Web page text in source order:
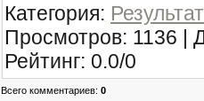
Категория:
Просмотров: 1136 |
Рейтинг: 0.0/0
Всего комментариев: 0